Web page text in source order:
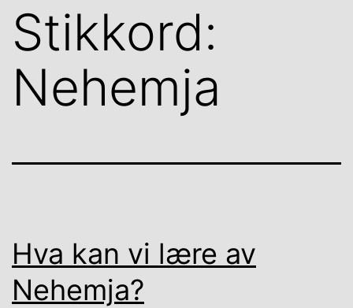
Stikkord:
Nehemja
Hva kan vi lære av
Nehemja?